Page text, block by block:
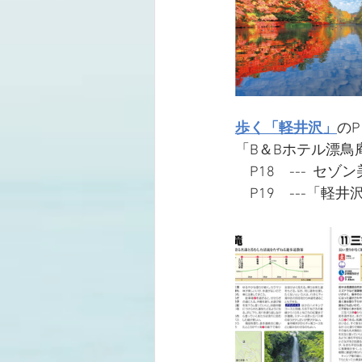
歩く「軽井沢」 の
「B＆Bホテル漂
P18　---  セゾン
P19　---「軽井